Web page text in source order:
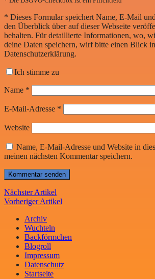
* Dieses Formular speichert Name, E-Mail
den Überblick über auf dieser Webseite
behalten. Für detaillierte Informationen, wo,
deine Daten speichern, wirf bitte einen Blick
Datenschutzerklärung.
Ich stimme zu
Name *
E-Mail-Adresse *
Website
Name, E-Mail-Adresse und Website in
meinen nächsten Kommentar speichern.
Nächster Artikel
Vorheriger Artikel
Archiv
Wuchteln
Backförmchen
Blogroll
Impressum
Datenschutz
Startseite